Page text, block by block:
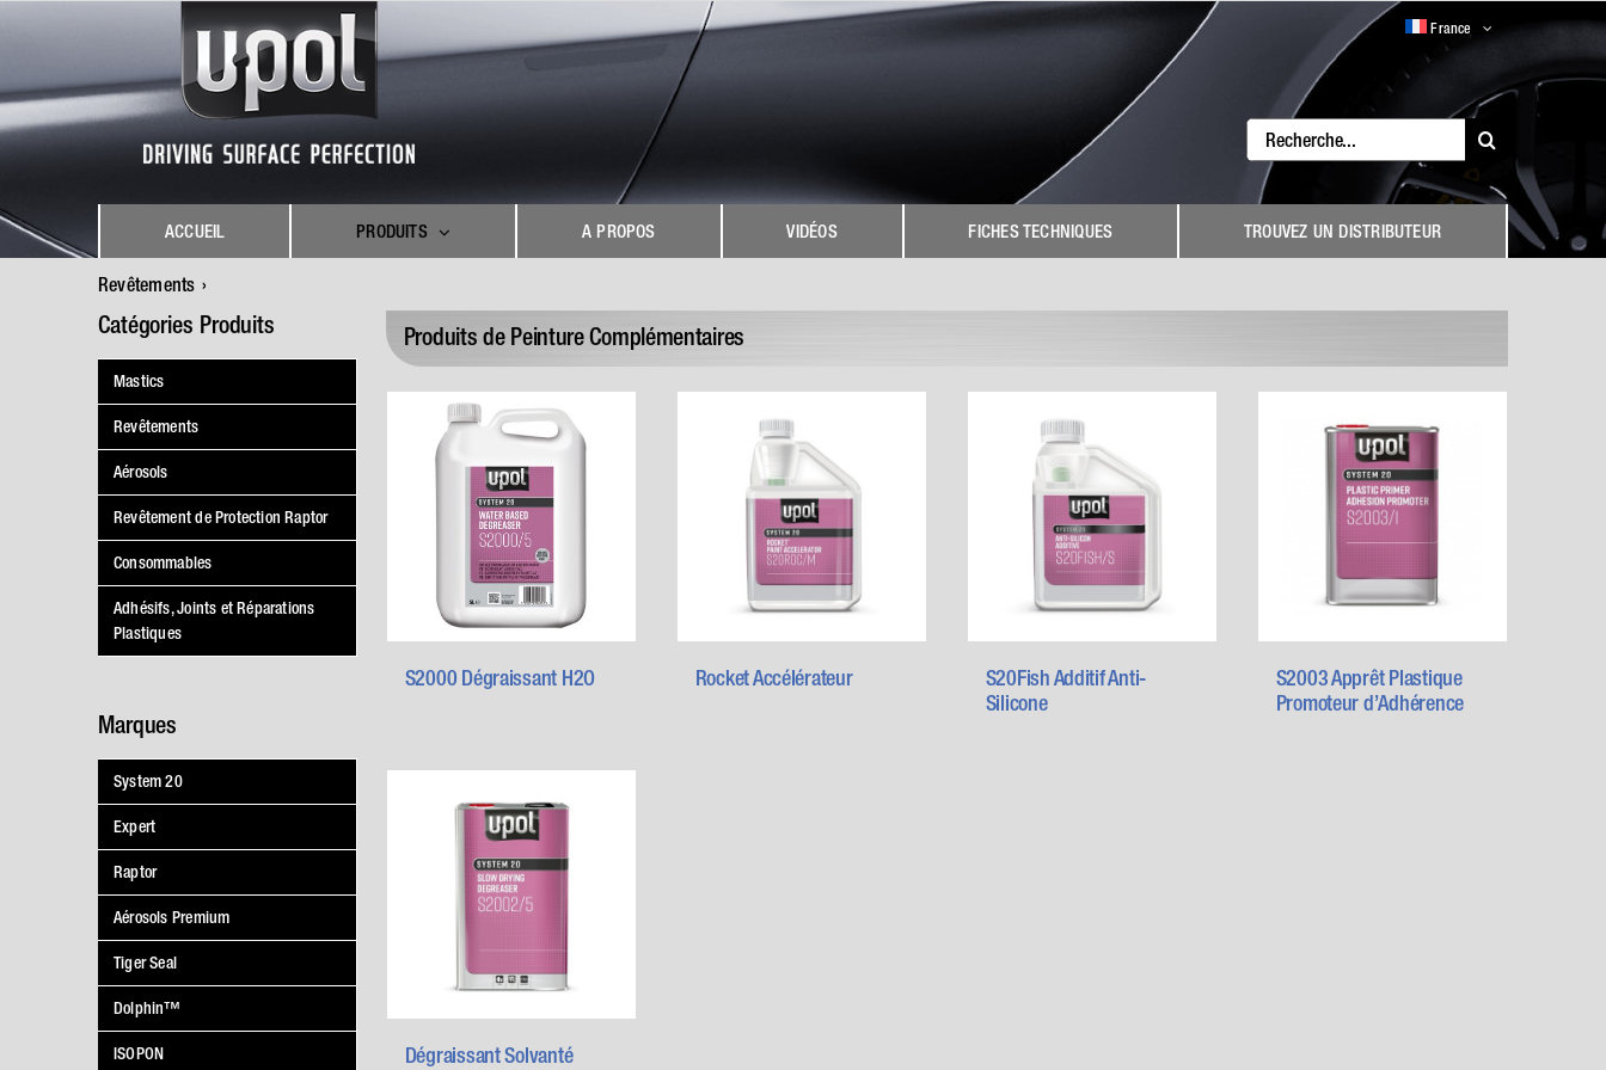
France
Search
for:
ACCUEIL PRODUITS A PROPOS VIDÉOS FICHES TECHNIQUES TROUVEZ UN DISTRIBUTEUR
Revêtements
Catégories Produits
Mastics
Revêtements
Aérosols
Revêtement de Protection Raptor
Consommables
Adhésifs, Joints et Réparations
Plastiques
Marques
System 20
Expert
Raptor
Aérosols Premium
Tiger Seal
Dolphin™
ISOPON
Produits de Peinture Complémentaires
S2000 Dégraissant H2O Rocket Accélérateur
S20Fish Additif Anti-
Silicone
S2003 Apprêt Plastique
Promoteur d’Adhérence
Dégraissant Solvanté